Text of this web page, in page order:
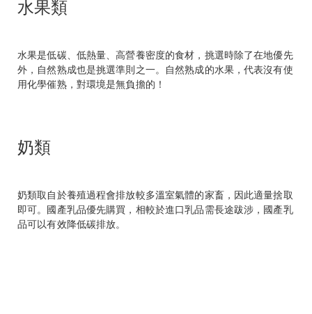
水果類
水果是低碳、低熱量、高營養密度的食材，挑選時除了在地優先
外，自然熟成也是挑選準則之一。自然熟成的水果，代表沒有使
用化學催熟，對環境是無負擔的！
奶類
奶類取自於養殖過程會排放較多溫室氣體的家畜，因此適量捨取
即可。國產乳品優先購買，相較於進口乳品需長途跋涉，國產乳
品可以有效降低碳排放。